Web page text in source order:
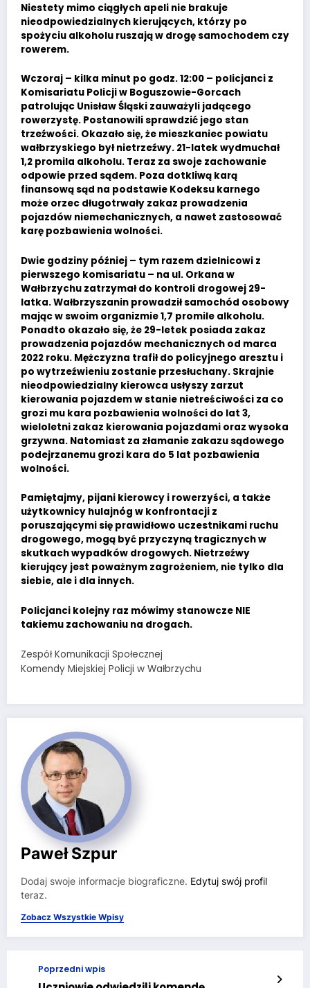
Niestety mimo ciągłych apeli nie brakuje
nieodpowiedzialnych kierujących, którzy po
spożyciu alkoholu ruszają w drogę samochodem czy
rowerem.
Wczoraj – kilka minut po godz. 12:00 – policjanci z
Komisariatu Policji w Boguszowie-Gorcach
patrolując Unisław Śląski zauważyli jadącego
rowerzystę. Postanowili sprawdzić jego stan
trzeźwości. Okazało się, że mieszkaniec powiatu
wałbrzyskiego był nietrzeźwy. 21-latek wydmuchał
1,2 promila alkoholu. Teraz za swoje zachowanie
odpowie przed sądem. Poza dotkliwą karą
finansową sąd na podstawie Kodeksu karnego
może orzec długotrwały zakaz prowadzenia
pojazdów niemechanicznych, a nawet zastosować
karę pozbawienia wolności.
Dwie godziny później – tym razem dzielnicowi z
pierwszego komisariatu – na ul. Orkana w
Wałbrzychu zatrzymał do kontroli drogowej 29-
latka. Wałbrzyszanin prowadził samochód osobowy
mając w swoim organizmie 1,7 promile alkoholu.
Ponadto okazało się, że 29-letek posiada zakaz
prowadzenia pojazdów mechanicznych od marca
2022 roku. Mężczyzna trafił do policyjnego aresztu i
po wytrzeźwieniu zostanie przesłuchany. Skrajnie
nieodpowiedzialny kierowca usłyszy zarzut
kierowania pojazdem w stanie nietreściwości za co
grozi mu kara pozbawienia wolności do lat 3,
wieloletni zakaz kierowania pojazdami oraz wysoka
grzywna. Natomiast za złamanie zakazu sądowego
podejrzanemu grozi kara do 5 lat pozbawienia
wolności.
Pamiętajmy, pijani kierowcy i rowerzyści, a także
użytkownicy hulajnóg w konfrontacji z
poruszającymi się prawidłowo uczestnikami ruchu
drogowego, mogą być przyczyną tragicznych w
skutkach wypadków drogowych. Nietrzeźwy
kierujący jest poważnym zagrożeniem, nie tylko dla
siebie, ale i dla innych.
Policjanci kolejny raz mówimy stanowcze NIE
takiemu zachowaniu na drogach.
Zespół Komunikacji Społecznej
Komendy Miejskiej Policji w Wałbrzychu
Paweł Szpur
Dodaj swoje informacje biograficzne. Edytuj swój profil
teraz.
Zobacz Wszystkie Wpisy
Poprzedni wpis